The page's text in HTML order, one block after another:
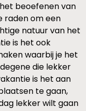
beoefenen van
raden om een
natuur van het
is het ook
waarbij je het
die lekker
is het aan
te gaan,
lekker wilt gaan